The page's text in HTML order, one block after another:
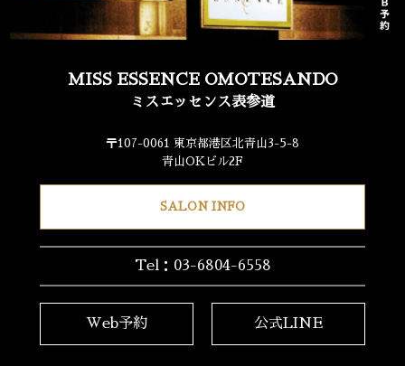
MISS ESSENCE OMOTESANDO
ミスエッセンス表参道
〒107-0061 東京都港区北青山3-5-8
青山OKビル2F
SALON INFO
Tel：03-6804-6558
Web予約 公式LINE